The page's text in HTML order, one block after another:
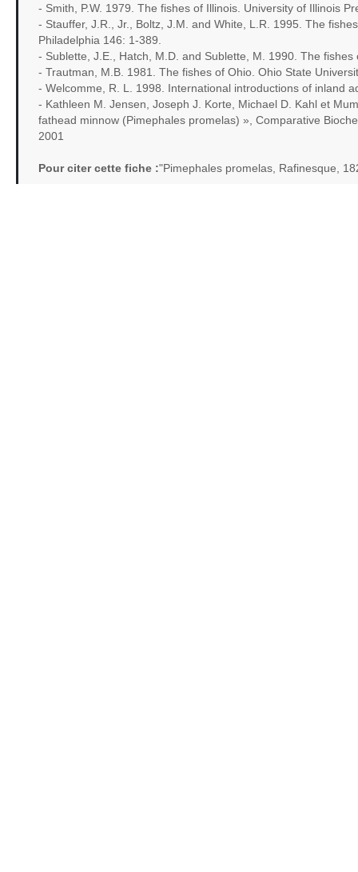
- Smith, P.W. 1979. The fishes of Illinois. University of Illinois
- Stauffer, J.R., Jr., Boltz, J.M. and White, L.R. 1995. The
Philadelphia 146: 1-389.
- Sublette, J.E., Hatch, M.D. and Sublette, M. 1990. The
- Trautman, M.B. 1981. The fishes of Ohio. Ohio State
- Welcomme, R. L. 1998. International introductions of inland
- Kathleen M. Jensen, Joseph J. Korte, Michael D. Kahl et
fathead minnow (Pimephales promelas) », Comparative
2001
Pour citer cette fiche :"Pimephales promelas, Rafinesque,